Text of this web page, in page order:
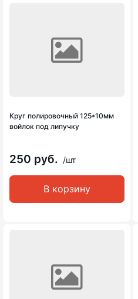
Круг полировочный 125*10мм
войлок под липучку
250 руб. /шт
В корзину